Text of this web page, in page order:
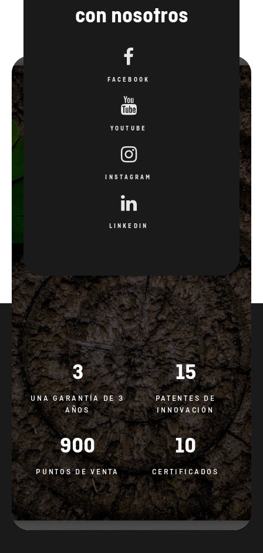
con nosotros
FACEBOOK
YOUTUBE
INSTAGRAM
LINKEDIN
3
UNA GARANTÍA DE 3
AÑOS
15
PATENTES DE
INNOVACIÓN
900
PUNTOS DE VENTA
10
CERTIFICADOS